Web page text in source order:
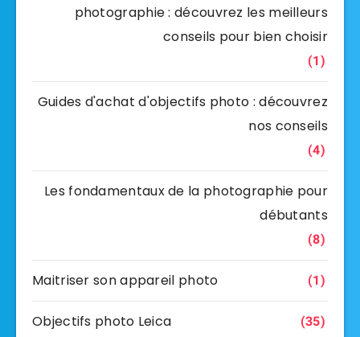
photographie : découvrez les meilleurs
conseils pour bien choisir
(1)
Guides d'achat d'objectifs photo : découvrez
nos conseils
(4)
Les fondamentaux de la photographie pour
débutants
(8)
Maitriser son appareil photo (1)
Objectifs photo Leica (35)